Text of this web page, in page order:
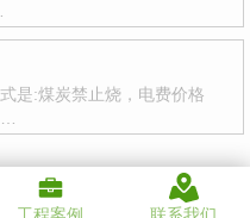
是:煤炭禁止烧，电费价格